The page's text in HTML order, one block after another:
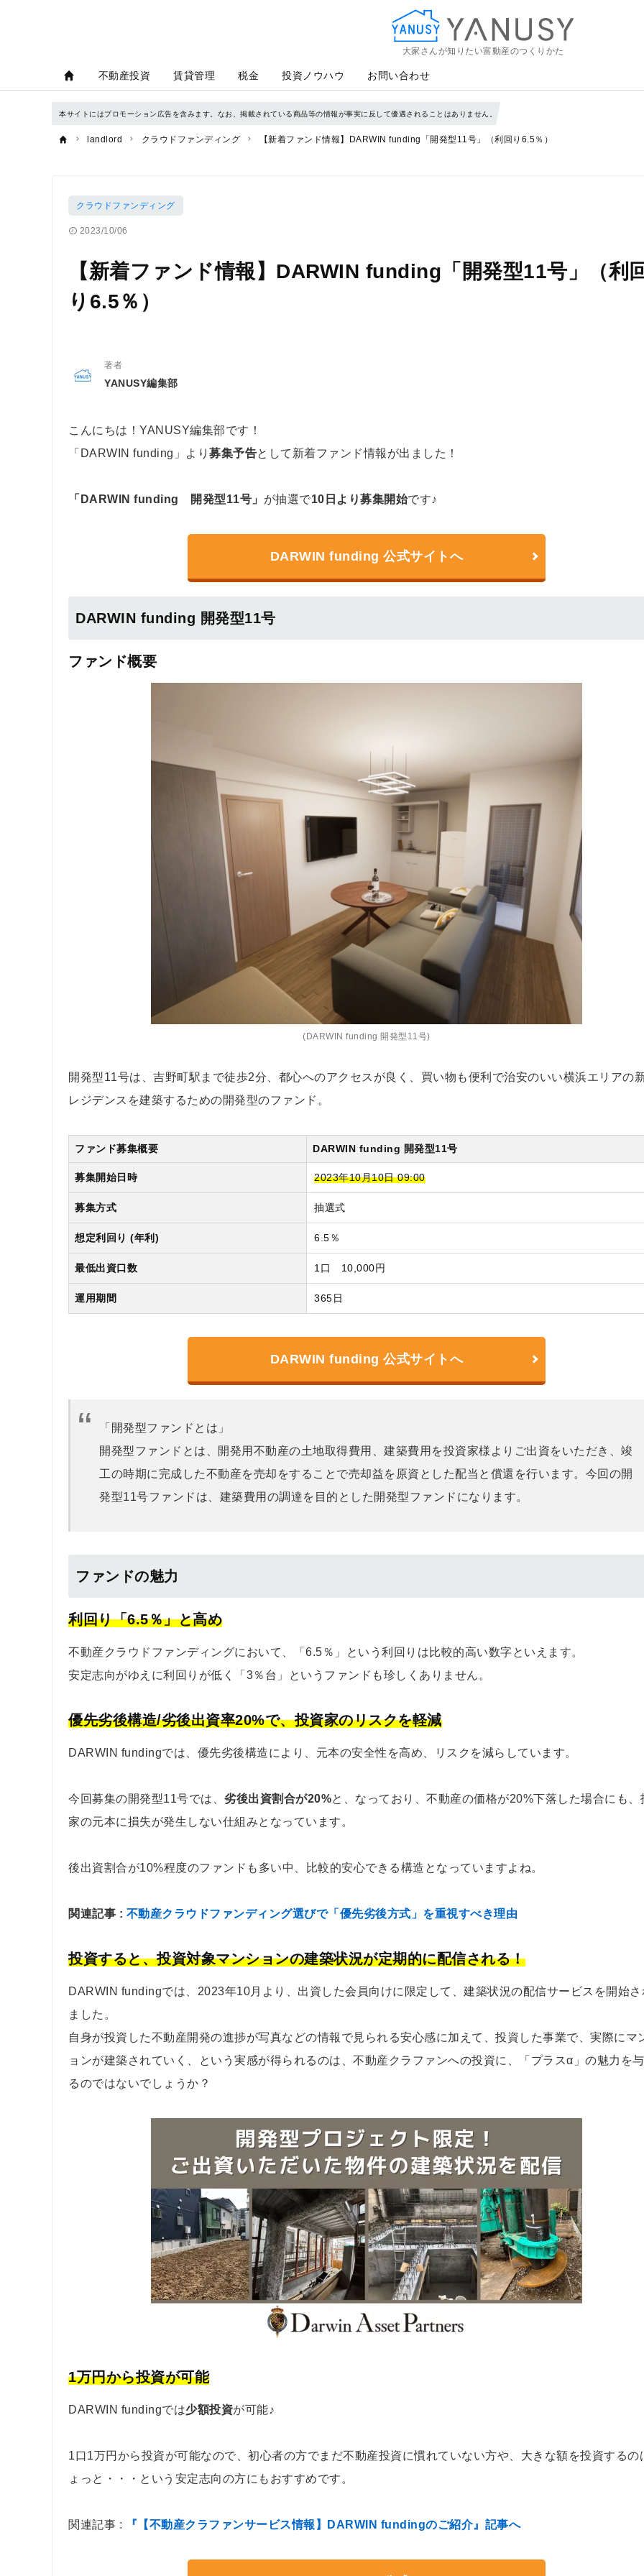
大家さんが知りたい富動産のつくりかた
不動産投資 賃貸管理 税金 投資ノウハウ お問い合わせ
本サイトにはプロモーション広告を含みます。なお、掲載されている商品等の情報が事実に反して優遇されることはありません。
landlord クラウドファンディング 【新着ファンド情報】DARWIN funding「開発型11号」（利回り6.5％）
クラウドファンディング
2023/10/06
【新着ファンド情報】DARWIN funding「開発型11号」（利
り6.5％）
著者
YANUSY編集部
こんにちは！YANUSY編集部です！
「DARWIN funding」より 募集予告として新着ファンド情報が出ました！
「DARWIN funding 開発型11号」 が抽選で10日より募集開始です♪
DARWIN funding 公式サイトへ
DARWIN funding 開発型11号
ファンド概要
(DARWIN funding 開発型11号)
開発型11号は、吉野町駅まで徒歩2分、都心へのアクセスが良く、買い物も便利で治安のいい横浜エリアの
レジデンスを建築するための開発型のファンド。
ファンド募集概要 DARWIN funding 開発型11号
募集開始日時 2023年10月10日 09:00
募集方式 抽選式
想定利回り (年利) 6.5％
最低出資口数 1口 10,000円
運用期間 365日
DARWIN funding 公式サイトへ
「開発型ファンドとは」
開発型ファンドとは、開発用不動産の土地取得費用、建築費用を投資家様よりご出資をいただき、竣
工の時期に完成した不動産を売却をすることで売却益を原資とした配当と償還を行います。今回の開
発型11号ファンドは、建築費用の調達を目的とした開発型ファンドになります。
ファンドの魅力
利回り「6.5％」と高め
不動産クラウドファンディングにおいて、「6.5％」という利回りは比較的高い数字といえます。
安定志向がゆえに利回りが低く「3％台」というファンドも珍しくありません。
優先劣後構造/劣後出資率20%で、投資家のリスクを軽減
DARWIN fundingでは、優先劣後構造により、元本の安全性を高め、リスクを減らしています。
今回募集の開発型11号では、 劣後出資割合が20%と、なっており、不動産の価格が20%下落した場合にも、
家の元本に損失が発生しない仕組みとなっています。
後出資割合が10%程度のファンドも多い中、比較的安心できる構造となっていますよね。
関連記事 : 不動産クラウドファンディング選びで「優先劣後方式」を重視すべき理由
投資すると、投資対象マンションの建築状況が定期的に配信される！
DARWIN fundingでは、2023年10月より、出資した会員向けに限定して、建築状況の配信サービスを開始さ
ました。
自身が投資した不動産開発の進捗が写真などの情報で見られる安心感に加えて、投資した事業で、実際にマ
ョンが建築されていく、という実感が得られるのは、不動産クラファンへの投資に、「プラスα」の魅力を
るのではないでしょうか？
1万円から投資が可能
DARWIN fundingでは少額投資が可能♪
1口1万円から投資が可能なので、初心者の方でまだ不動産投資に慣れていない方や、大きな額を投資するの
ょっと・・・という安定志向の方にもおすすめです。
関連記事 : 『【不動産クラファンサービス情報】DARWIN fundingのご紹介』記事へ